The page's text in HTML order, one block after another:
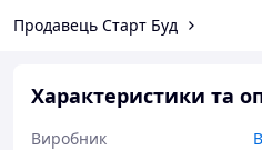
Продавець Старт Буд
Характеристики та
Виробник